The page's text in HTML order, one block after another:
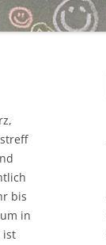
bis
in
ist